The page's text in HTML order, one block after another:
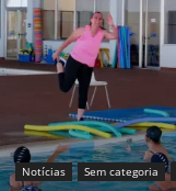
Notícias Sem categoria